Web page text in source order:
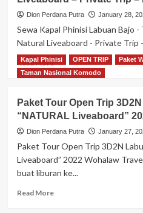
Labuan
Bajo
“NK
JAYA
EXPLORER”
Dion Perdana Putra January 28,
Sewa Kapal Phinisi Labuan Bajo
Natural Liveaboard - Private Trip
Read MoreRead
more
Kapal
Phinisi
Labuan
Bajo
Natural
Liveaboard
Kapal Phinisi OPEN TRIP
Paket
Taman Nasional Komodo
Paket Tour Open Trip
“NATURAL Liveaboard”
Dion Perdana Putra January 27,
Paket Tour Open Trip 3D2N
Liveaboard” 2022 Wohalaw
buat liburan ke...
Read MoreRead